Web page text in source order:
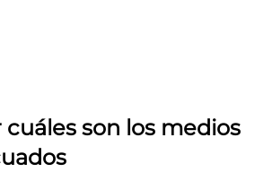
cuáles son los medios